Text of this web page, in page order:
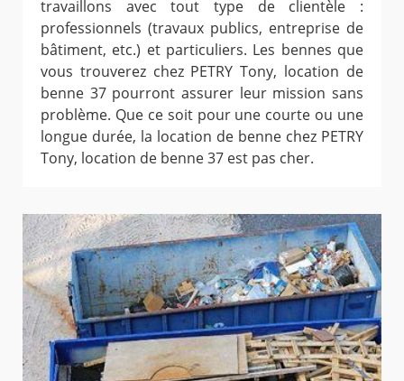
travaillons avec tout type de clientèle :
professionnels (travaux publics, entreprise de
bâtiment, etc.) et particuliers. Les bennes que
vous trouverez chez PETRY Tony, location de
benne 37 pourront assurer leur mission sans
problème. Que ce soit pour une courte ou une
longue durée, la location de benne chez PETRY
Tony, location de benne 37 est pas cher.